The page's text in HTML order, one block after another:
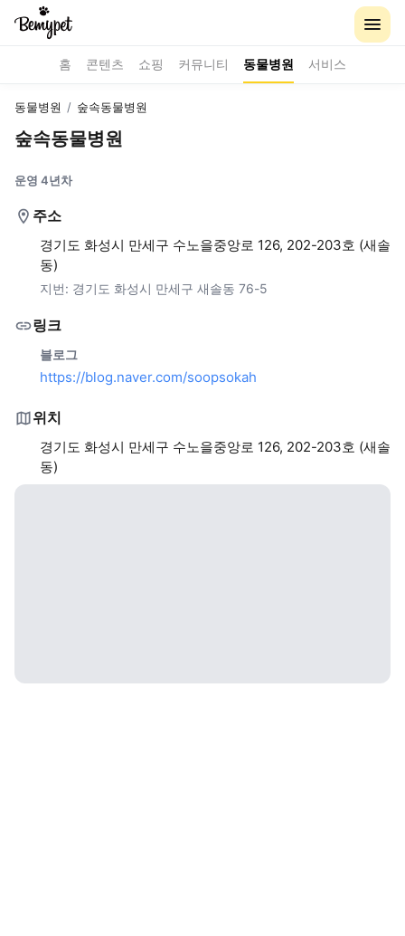
홈 콘텐츠 쇼핑 커뮤니티 동물병원 서비스
동물병원 / 숲속동물병원
숲속동물병원
운영 4년차
주소
경기도 화성시 만세구 수노을중앙로 126, 202-203호 (새솔
동)
지번: 경기도 화성시 만세구 새솔동 76-5
링크
블로그
https://blog.naver.com/soopsokah
위치
경기도 화성시 만세구 수노을중앙로 126, 202-203호 (새솔
동)